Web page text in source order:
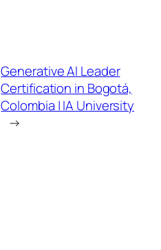
Generative AI Leader
Certification in Bogotá,
Colombia | IA University
→